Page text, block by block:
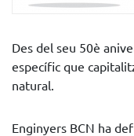
Des del seu 50è
específic que
natural.
Enginyers BCN ha